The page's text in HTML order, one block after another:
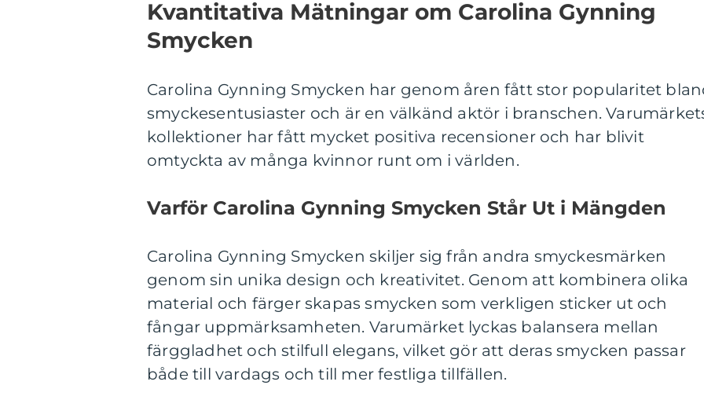
Kvantitativa Mätningar om Carolina Gynning
Smycken
Carolina Gynning Smycken har genom åren fått stor popularitet
smyckesentusiaster och är en välkänd aktör i branschen.
kollektioner har fått mycket positiva recensioner och har blivit
omtyckta av många kvinnor runt om i världen.
Varför Carolina Gynning Smycken Står Ut i Mängden
Carolina Gynning Smycken skiljer sig från andra smyckesmärken
genom sin unika design och kreativitet. Genom att kombinera olika
material och färger skapas smycken som verkligen sticker ut och
fångar uppmärksamheten. Varumärket lyckas balansera mellan
färggladhet och stilfull elegans, vilket gör att deras smycken passar
både till vardags och till mer festliga tillfällen.